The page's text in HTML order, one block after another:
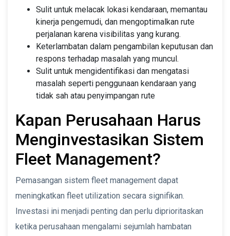
Sulit untuk melacak lokasi kendaraan, memantau
kinerja pengemudi, dan mengoptimalkan rute
perjalanan karena visibilitas yang kurang.
Keterlambatan dalam pengambilan keputusan dan
respons terhadap masalah yang muncul.
Sulit untuk mengidentifikasi dan mengatasi
masalah seperti penggunaan kendaraan yang
tidak sah atau penyimpangan rute
Kapan Perusahaan Harus
Menginvestasikan Sistem
Fleet Management?
Pemasangan sistem fleet management dapat
meningkatkan fleet utilization secara signifikan.
Investasi ini menjadi penting dan perlu diprioritaskan
ketika perusahaan mengalami sejumlah hambatan